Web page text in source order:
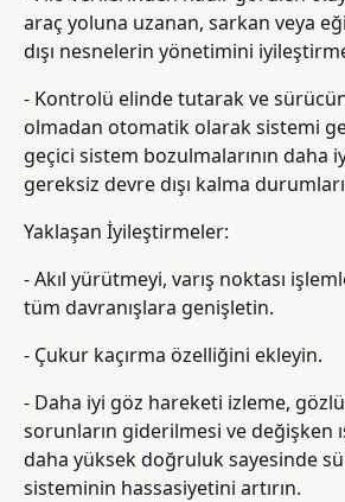
araç yoluna uzanan, sarkan veya
dışı nesnelerin yönetimini
- Kontrolü elinde tutarak ve
olmadan otomatik olarak sistemi
geçici sistem bozulmalarının daha
gereksiz devre dışı kalma
Yaklaşan İyileştirmeler:
- Akıl yürütmeyi, varış noktası
tüm davranışlara genişletin.
- Çukur kaçırma özelliğini ekleyin.
- Daha iyi göz hareketi izleme,
sorunların giderilmesi ve değişken
daha yüksek doğruluk sayesinde
sisteminin hassasiyetini artırın.